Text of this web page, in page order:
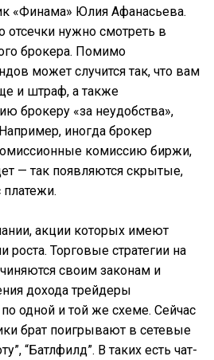
«Финама» Юлия Афанасьева.
отсечки нужно смотреть в
брокера. Помимо
может случится так, что вам
и штраф, а также
брокеру «за неудобства»,
иногда брокер
комиссию биржи,
— так появляются скрытые,
акции которых имеют
роста. Торговые стратегии на
своим законам и
дохода трейдеры
одной и той же схеме. Сейчас
брат поигрывают в сетевые
“Батлфилд”. В таких есть чат-